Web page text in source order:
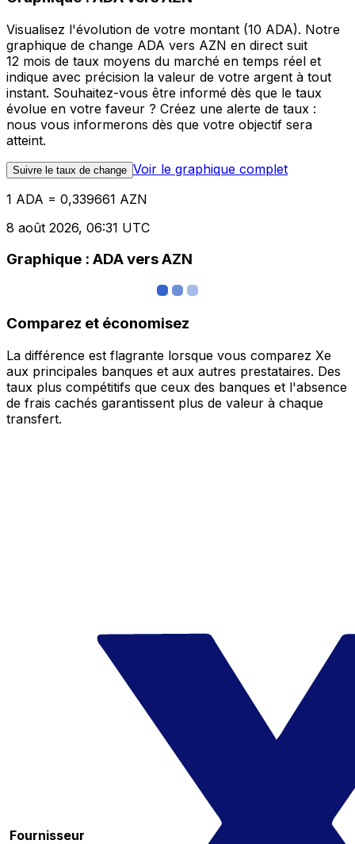
Visualisez l'évolution de votre montant (10 ADA). Notre
graphique de change ADA vers AZN en direct suit
12 mois de taux moyens du marché en temps réel et
indique avec précision la valeur de votre argent à tout
instant. Souhaitez-vous être informé dès que le taux
évolue en votre faveur ? Créez une alerte de taux :
nous vous informerons dès que votre objectif sera
atteint.
Suivre le taux de change Voir le graphique complet
1 ADA = 0,339661 AZN
8 août 2026, 06:31 UTC
Graphique : ADA vers AZN
Comparez et économisez
La différence est flagrante lorsque vous comparez Xe
aux principales banques et aux autres prestataires. Des
taux plus compétitifs que ceux des banques et l'absence
de frais cachés garantissent plus de valeur à chaque
transfert.
Fournisseur